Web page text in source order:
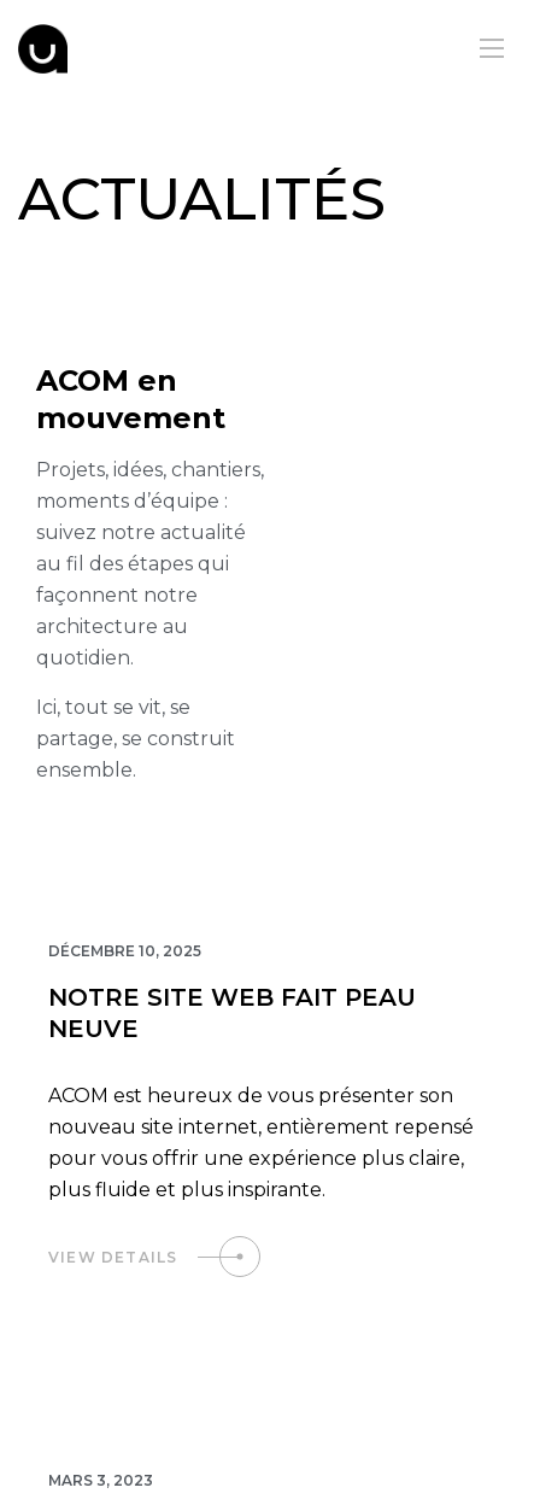
ACTUALITÉS
ACOM en
mouvement
Projets, idées, chantiers,
moments d’équipe :
suivez notre actualité
au fil des étapes qui
façonnent notre
architecture au
quotidien.
Ici, tout se vit, se
partage, se construit
ensemble.
DÉCEMBRE 10, 2025
NOTRE SITE WEB FAIT PEAU
NEUVE
ACOM est heureux de vous présenter son
nouveau site internet, entièrement repensé
pour vous offrir une expérience plus claire,
plus fluide et plus inspirante.
VIEW DETAILS
MARS 3, 2023